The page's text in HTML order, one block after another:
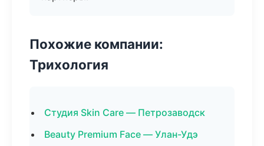
Похожие компании:
Трихология
Студия Skin Care — Петрозаводск
Beauty Premium Face — Улан-Удэ